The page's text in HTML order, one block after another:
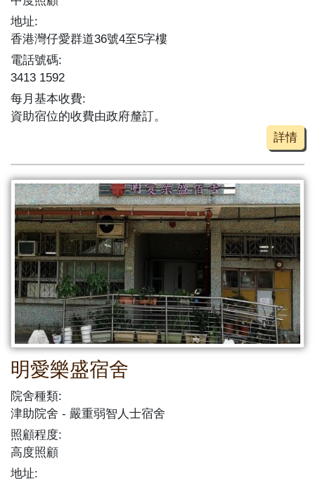
地址:
香港灣仔愛群道36號4至5字樓
電話號碼:
3413 1592
每月基本收費:
資助宿位的收費由政府釐訂。
詳情
明愛樂盛宿舍
院舍種類:
津助院舍
嚴重弱智人士宿舍
照顧程度:
高度照顧
地址: